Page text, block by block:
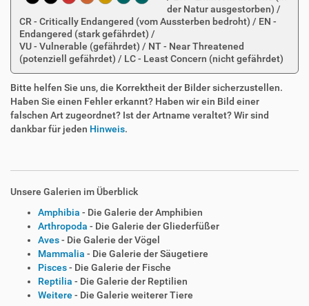
der Natur ausgestorben) /
CR - Critically Endangered (vom Aussterben bedroht) / EN -
Endangered (stark gefährdet) /
VU - Vulnerable (gefährdet) / NT - Near Threatened
(potenziell gefährdet) / LC - Least Concern (nicht gefährdet)
Bitte helfen Sie uns, die Korrektheit der Bilder sicherzustellen.
Haben Sie einen Fehler erkannt? Haben wir ein Bild einer
falschen Art zugeordnet? Ist der Artname veraltet? Wir sind
dankbar für jeden Hinweis.
Unsere Galerien im Überblick
Amphibia - Die Galerie der Amphibien
Arthropoda - Die Galerie der Gliederfüßer
Aves- Die Galerie der Vögel
Mammalia - Die Galerie der Säugetiere
Pisces- Die Galerie der Fische
Reptilia - Die Galerie der Reptilien
Weitere - Die Galerie weiterer Tiere